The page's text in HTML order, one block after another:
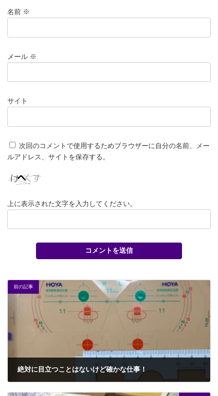
名前 ※
メール ※
サイト
次回のコメントで使用するためブラウザーに自分の名前、メー
ルアドレス、サイトを保存する。
上に表示された文字を入力してください。
前の記事
絶対に目立つことはないけど確かな仕事！